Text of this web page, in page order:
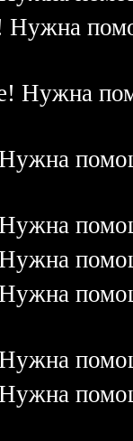
Нужна
Нужна
Нужна
Нужна
Нужна
Нужна
Нужна
Нужна